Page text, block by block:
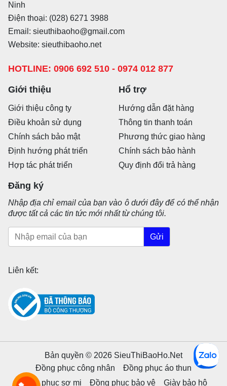
Ninh
Điện thoại: (028) 6271 3988
Email: sieuthibaoho@gmail.com
Website: sieuthibaoho.net
HOTLINE: 0906 692 510 - 0974 012 877
Giới thiệu
Giới thiệu công ty
Điều khoản sử dụng
Chính sách bảo mật
Định hướng phát triển
Hợp tác phát triển
Hổ trợ
Hướng dẫn đặt hàng
Thông tin thanh toán
Phương thức giao hàng
Chính sách bảo hành
Quy định đổi trả hàng
Đăng ký
Nhập địa chỉ email của bạn vào ô dưới đây để có thể nhận
được tất cả các tin tức mới nhất từ chúng tôi.
Gửi
Liên kết:
Bản quyền © 2026 SieuThiBaoHo.Net
Đồng phục công nhân
Đồng phục áo thun
Đồng phục sơ mi
Đồng phục bảo vệ Giày bảo hộ